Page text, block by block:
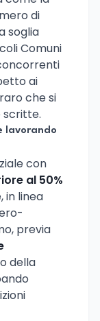
di
soglia
Comuni
ai
che si
lavorando
con
al 50%
in linea
previa
della